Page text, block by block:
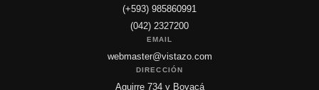
(+593) 985860991
(042) 2327200
EMAIL
webmaster@vistazo.com
DIRECCIÓN
Aguirre 734 y Boyacá